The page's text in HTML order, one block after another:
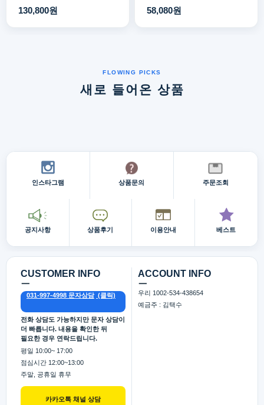
130,800원 58,080원
새로 들어온 상품
인스타그램 상품문의 주문조회
공지사항 상품후기 이용안내 베스트
CUSTOMER INFO
카카오톡 채널 상담
ㅡ
031-997-4998 문자상담
전화 상담도 가능하지만 문자 상담이
더 빠릅니다. 내용을 확인한 뒤
필요한 경우 연락드립니다.
평일 10:00~ 17:00
점심시간 12:00~13:00
주말, 공휴일 휴무
ACCOUNT INFO
ㅡ
우리 1002-534-438654
예금주 : 김택수